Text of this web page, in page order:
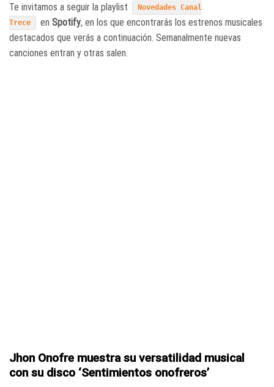
Te invitamos a seguir la playlist
Novedades Canal
Trece
enSpotify, en los que encontrarás los estrenos musicales
destacados que verás a continuación. Semanalmente nuevas
canciones entran y otras salen.
Jhon Onofre muestra su versatilidad musical
con su disco ‘Sentimientos onofreros’